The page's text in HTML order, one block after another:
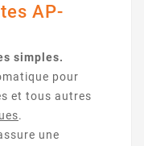
AP-
simples.
pour
et tous autres
.
une